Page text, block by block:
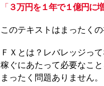
「 ３万円を１年で１億円に
このテキストはまったく
ＦＸとは？レバレッジっ
稼ぐにあたって必要なこ
まったく問題ありません。